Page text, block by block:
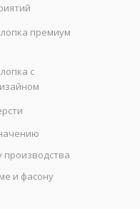
премиум
с
и фасону